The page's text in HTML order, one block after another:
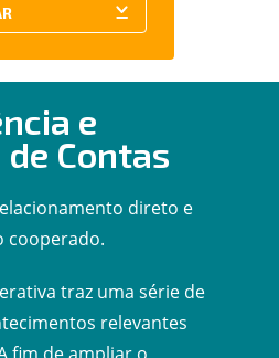
e
Contas
direto e
cooperado.
traz uma série de
relevantes